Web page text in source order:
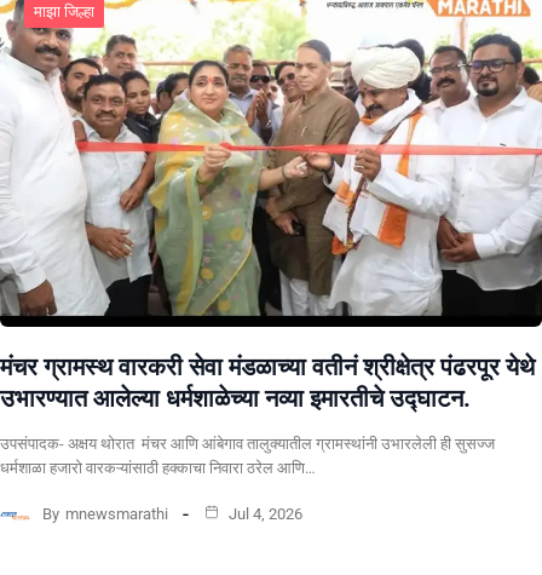
माझा जिल्हा
मंचर ग्रामस्थ वारकरी सेवा मंडळाच्या वतीनं श्रीक्षेत्र पंढरपूर येथे
उभारण्यात आलेल्या धर्मशाळेच्या नव्या इमारतीचे उद्घाटन.
उपसंपादक- अक्षय थोरात मंचर आणि आंबेगाव तालुक्यातील ग्रामस्थांनी उभारलेली ही सुसज्ज
धर्मशाळा हजारो वारकऱ्यांसाठी हक्काचा निवारा ठरेल आणि…
By mnewsmarathi Jul 4, 2026